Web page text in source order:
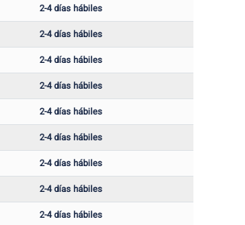
2-4 días hábiles
2-4 días hábiles
2-4 días hábiles
2-4 días hábiles
2-4 días hábiles
2-4 días hábiles
2-4 días hábiles
2-4 días hábiles
2-4 días hábiles